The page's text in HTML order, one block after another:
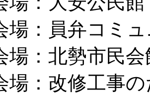
場：員弁コミ
場：北勢市民会
場：改修工事